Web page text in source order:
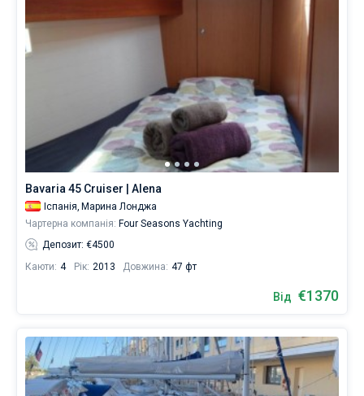
Bavaria 45 Cruiser | Alena
Іспанія, Марина Лонджа
Чартерна компанія: Four Seasons Yachting
Депозит: €4500
Каюти: 4 Рік: 2013 Довжина: 47 фт
Від €1370